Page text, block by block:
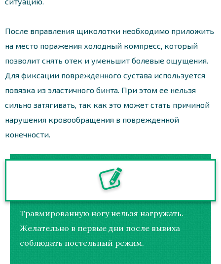
После вправления щиколотки необходимо приложить
на место поражения холодный компресс, который
позволит снять отек и уменьшит болевые ощущения.
Для фиксации поврежденного сустава используется
повязка из эластичного бинта. При этом ее нельзя
сильно затягивать, так как это может стать причиной
нарушения кровообращения в поврежденной
конечности.
Травмированную ногу нельзя нагружать.
Желательно в первые дни после вывиха
соблюдать постельный режим.